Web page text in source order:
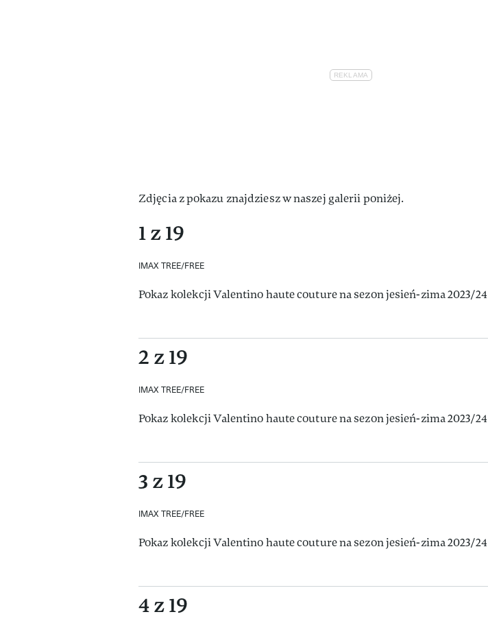
Zdjęcia z pokazu znajdziesz w naszej galerii poniżej.
1 z 19
IMAX TREE/FREE
Pokaz kolekcji Valentino haute couture na sezon jesień-zima 2023/24
2 z 19
IMAX TREE/FREE
Pokaz kolekcji Valentino haute couture na sezon jesień-zima 2023/24
3 z 19
IMAX TREE/FREE
Pokaz kolekcji Valentino haute couture na sezon jesień-zima 2023/24
4 z 19